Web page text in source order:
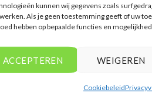
kunnen wij gegevens zoals
Als je geen toestemming geeft of uw
hebben op bepaalde functies en
ACCEPTEREN WEIGEREN
Cookiebeleid
SIDE
Gewaardeerd
€784,00
4uit
Samian